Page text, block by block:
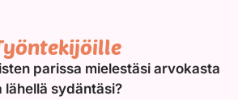
parissa mielestäsi arvokasta
lähellä sydäntäsi?